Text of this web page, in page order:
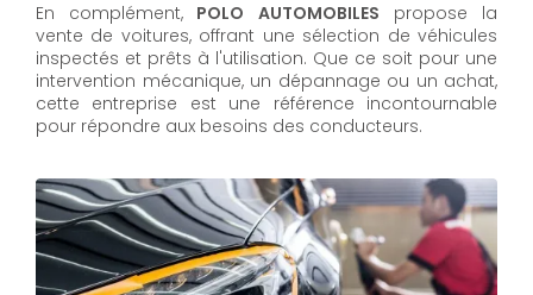
En complément, POLO AUTOMOBILES propose la
vente de voitures, offrant une sélection de véhicules
inspectés et prêts à l'utilisation. Que ce soit pour une
intervention mécanique, un dépannage ou un achat,
cette entreprise est une référence incontournable
pour répondre aux besoins des conducteurs.